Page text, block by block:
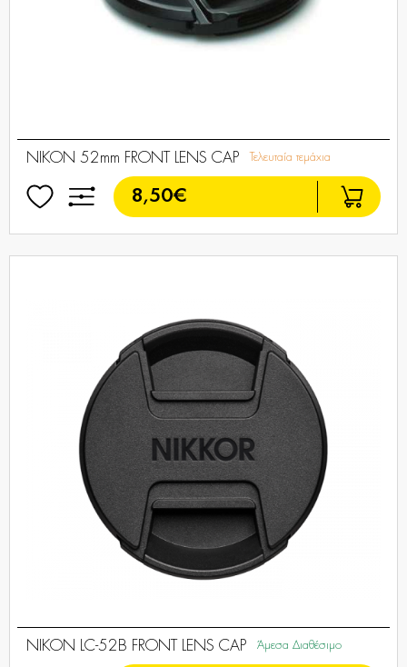
NIKON 52mm FRONT LENS CAP Τελευταία τεμάχια
8,50€
NIKON LC-52B FRONT LENS CAP Άμεσα Διαθέσιμο